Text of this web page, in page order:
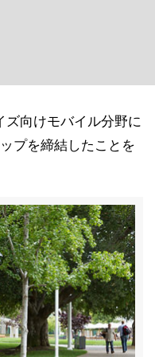
向けモバイル分野に
プを締結したことを